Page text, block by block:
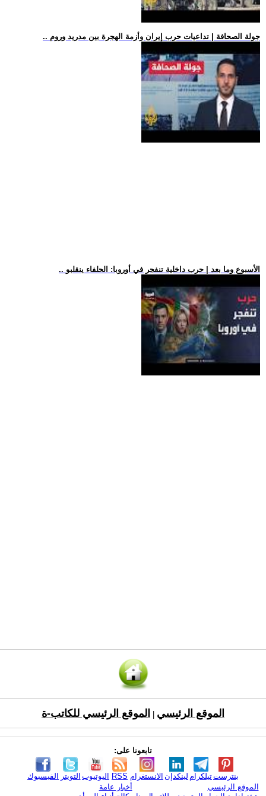
.. جولة الصحافة | تداعيات حرب إيران وأزمة الهجرة بين مدريد وروم
.. الأسبوع وما بعد | حرب داخلية تنفجر في أوروبا: الحلفاء ينقلبو
الموقع الرئيسي الموقع الرئيسي للكاتب-ة
تابعونا على:
الفيسبوك التويتر اليوتيوب RSS الانستغرام لينكدإن تيلكرامبنترست
الموقع الرئيسي
أخبار عامة